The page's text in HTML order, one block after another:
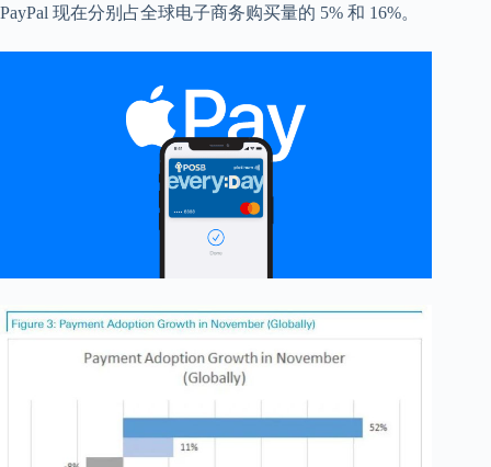
PayPal 现在分别占全球电子商务购买量的 5% 和 16%。